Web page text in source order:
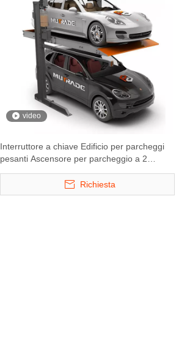
video
Interruttore a chiave Edificio per parcheggi
pesanti Ascensore per parcheggio a 2
Richiesta